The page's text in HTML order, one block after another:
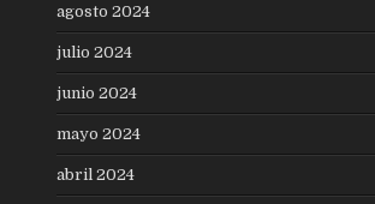
agosto 2024
julio 2024
junio 2024
mayo 2024
abril 2024